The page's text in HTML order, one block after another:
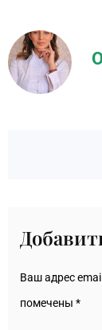
Ваш адрес
помечены *